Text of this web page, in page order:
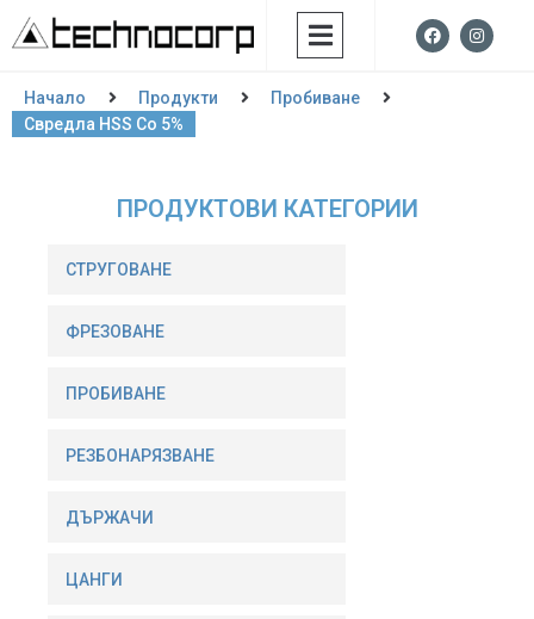
Начало Продукти
Пробиване
Свредла HSS Со 5%
ПРОДУКТОВИ КАТЕГОРИИ
СТРУГОВАНЕ
ФРЕЗОВАНE
ПРОБИВАНЕ
РЕЗБОНАРЯЗВАНЕ
ДЪРЖАЧИ
ЦАНГИ